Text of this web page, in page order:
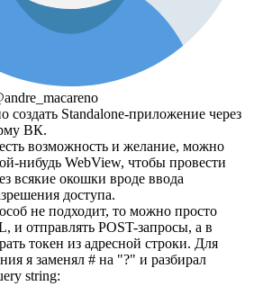
Standalone-приложение через
ВК.
возможность и желание, можно
нибудь WebView, чтобы провести
всякие окошки вроде ввода
доступа.
не подходит, то можно просто
и отправлять POST-запросы, а в
токен из адресной строки. Для
я заменял # на "?" и разбирал
string: